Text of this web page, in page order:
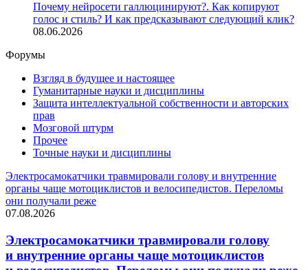
Почему нейросети галлюцинируют?. Как копируют
голос и стиль? И как предсказывают следующий клик?
08.06.2026
Форумы
Взгляд в будущее и настоящее
Гуманитарные науки и дисциплины
Защита интеллектуальной собственности и авторских
прав
Мозговой штурм
Прочее
Точные науки и дисциплины
Электросамокатчики травмировали голову и внутренние
органы чаще мотоциклистов и велосипедистов. Переломы
они получали реже
07.08.2026
Электросамокатчики травмировали голову
и внутренние органы чаще мотоциклистов